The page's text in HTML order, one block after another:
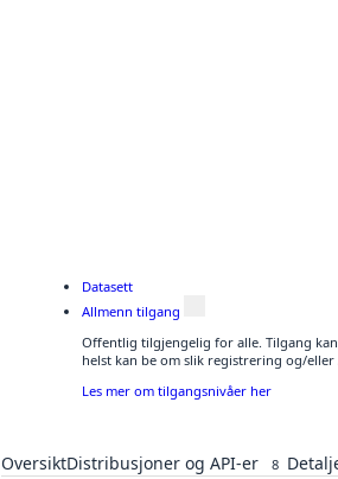
Datasett
Allmenn tilgang
Offentlig tilgjengelig for alle. Tilgang
helst kan be om slik registrering og/eller
Les mer om tilgangsnivåer her
OversiktDistribusjoner og API-er 8